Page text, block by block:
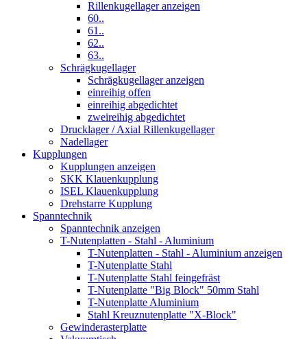
Rillenkugellager anzeigen
60..
61..
62..
63..
Schrägkugellager
Schrägkugellager anzeigen
einreihig offen
einreihig abgedichtet
zweireihig abgedichtet
Drucklager / Axial Rillenkugellager
Nadellager
Kupplungen
Kupplungen anzeigen
SKK Klauenkupplung
ISEL Klauenkupplung
Drehstarre Kupplung
Spanntechnik
Spanntechnik anzeigen
T-Nutenplatten - Stahl - Aluminium
T-Nutenplatten - Stahl - Aluminium anzeigen
T-Nutenplatte Stahl
T-Nutenplatte Stahl feingefräst
T-Nutenplatte "Big Block" 50mm Stahl
T-Nutenplatte Aluminium
Stahl Kreuznutenplatte "X-Block"
Gewinderasterplatte